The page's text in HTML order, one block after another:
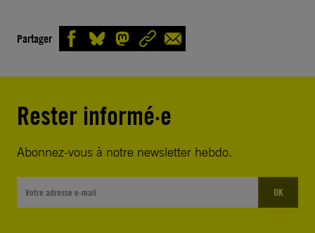
Partager
Rester informé·e
Abonnez-vous à notre newsletter hebdo.
OK